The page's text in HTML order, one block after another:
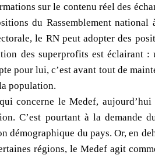
sur le contenu réel des
du Rassemblement
le RN peut adopter des
des superprofits est éclairant
pour lui, c’est avant tout de
population.
concerne le Medef,
C’est pourtant à la
démographique du pays. Or, en
régions, le Medef agit